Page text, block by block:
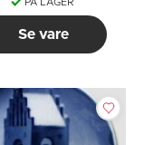
PÅ LAGER
Se vare